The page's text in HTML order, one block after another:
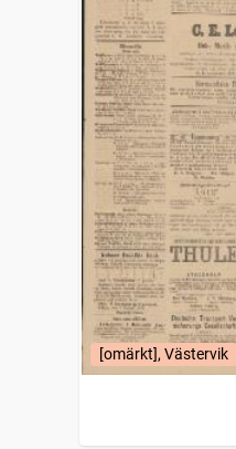
[omärkt], Västervik